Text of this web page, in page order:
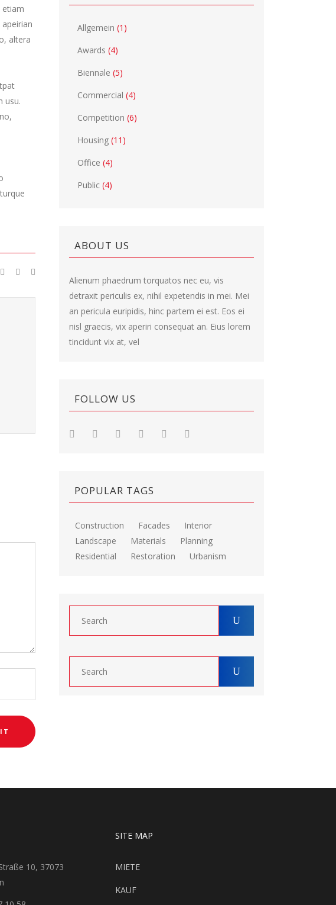
etiam
altera
usu.
Allgemein (1)
Awards (4)
Biennale (5)
Commercial (4)
Competition (6)
Housing (11)
Office (4)
Public (4)
ABOUT US
Alienum phaedrum torquatos nec eu, vis
detraxit periculis ex, nihil expetendis in mei. Mei
an pericula euripidis, hinc partem ei est. Eos ei
nisl graecis, vix aperiri consequat an. Eius lorem
tincidunt vix at, vel
FOLLOW US
POPULAR TAGS
Construction Facades
Interior
Landscape
Materials
Planning
Residential
Restoration Urbanism
10, 37073
SITE MAP
MIETE
KAUF